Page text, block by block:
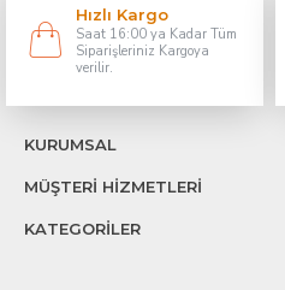
Hızlı Kargo
Saat 16:00 ya Kadar Tüm
Siparişleriniz Kargoya
verilir.
KURUMSAL
MÜŞTERİ HİZMETLERİ
KATEGORİLER